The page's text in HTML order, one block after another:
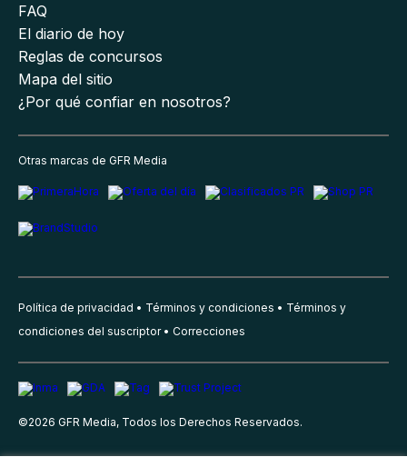
FAQ
El diario de hoy
Reglas de concursos
Mapa del sitio
¿Por qué confiar en nosotros?
Otras marcas de GFR Media
Política de privacidad Términos y condiciones
Términos y
condiciones del suscriptor
Correcciones
©2026 GFR Media, Todos los Derechos Reservados.